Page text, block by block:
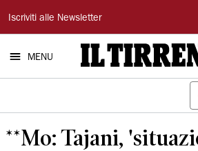
Il
Tirreno
Iscriviti alle Newsletter
MENU
**Mo: Tajani,